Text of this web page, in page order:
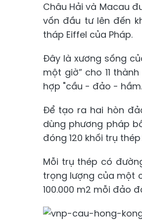
Châu Hải và Macau
vốn đầu tư lên đến
tháp Eiffel của Pháp.
Đây là xương sống
một giờ” cho 11
hợp "cầu - đảo -
Để tạo ra hai hòn
dùng phương pháp
đóng 120 khối trụ
Mỗi trụ thép có
trọng lượng của một
100.000 m2 mỗi đảo